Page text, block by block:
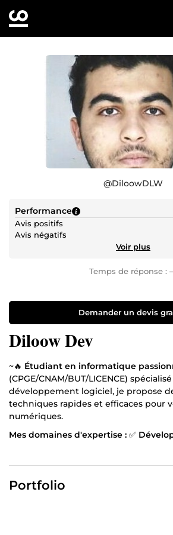
@DiloowDLW
Performance
Avis positifs
Avis négatifs
Voir plus
Temps de réponse :
Demander un devis
Diloow Dev
~🔥 Étudiant en informatique
(CPGE/CNAM/BUT/LICENCE)
développement logiciel, je propose
techniques rapides et efficaces pour
numériques.
Mes domaines d'expertise : ✅
tâches répétitives)
Algorithmes optimisés
algorithmique)
Portfolio